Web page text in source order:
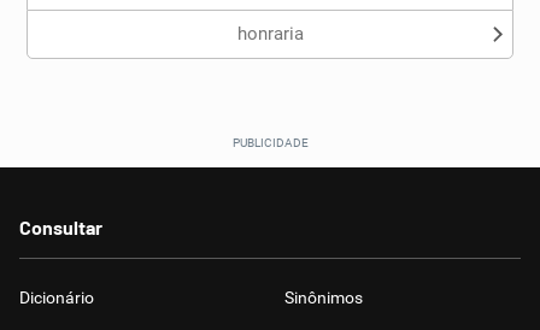
honraria
Consultar
Dicionário Sinônimos